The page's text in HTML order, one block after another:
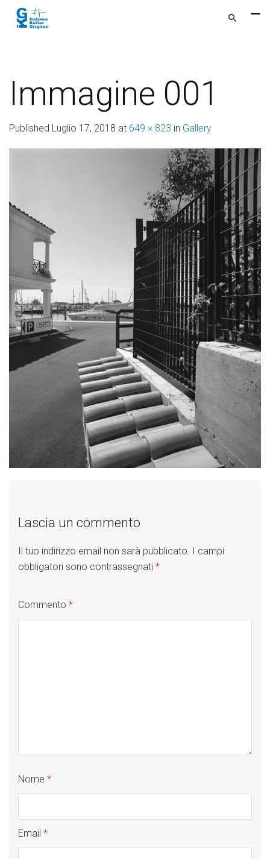
Immagine 001
Published Luglio 17, 2018 at 649 × 823 in Gallery
Lascia un commento
Il tuo indirizzo email non sarà pubblicato. I campi
obbligatori sono contrassegnati *
Commento *
Nome *
Email *